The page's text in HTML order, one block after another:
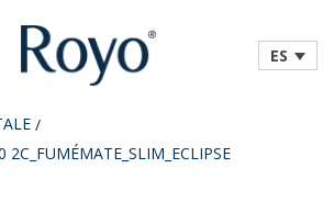
ES
/
2C_FUMÉMATE_SLIM_ECLIPSE